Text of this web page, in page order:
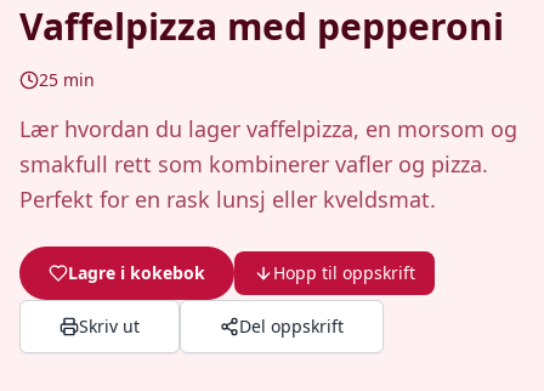
Vaffelpizza med pepperoni
25 min
Lær hvordan du lager vaffelpizza, en morsom og
smakfull rett som kombinerer vafler og pizza.
Perfekt for en rask lunsj eller kveldsmat.
Lagre i kokebok Hopp til oppskrift
Skriv ut Del oppskrift